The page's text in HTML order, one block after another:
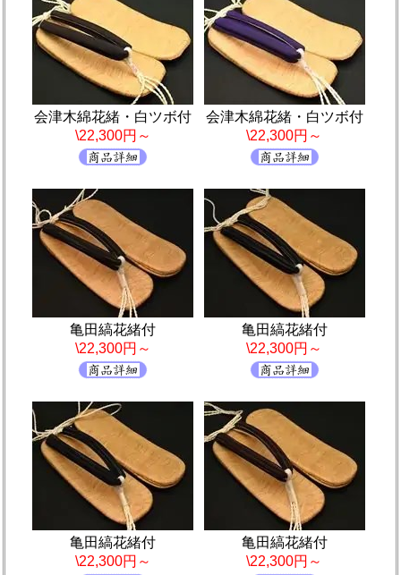
会津木綿花緒・白ツボ付
\22,300円～
会津木綿花緒・白ツボ付
\22,300円～
亀田縞花緒付
\22,300円～
亀田縞花緒付
\22,300円～
亀田縞花緒付
\22,300円～
亀田縞花緒付
\22,300円～